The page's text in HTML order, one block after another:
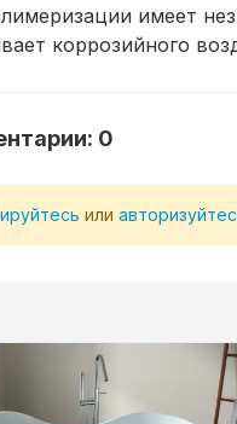
имеет
коррозийного
0
или